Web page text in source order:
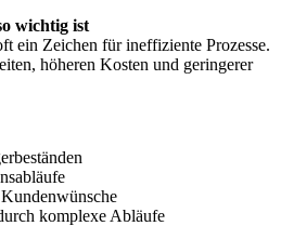
wichtig ist
ein Zeichen für ineffiziente Prozesse.
höheren Kosten und geringerer
komplexe Abläufe